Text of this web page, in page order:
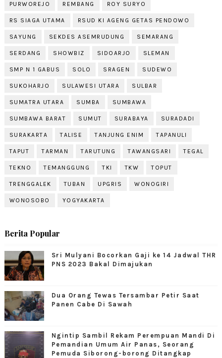
PURWOREJO REMBANG ROY SURYO
RS SIAGA UTAMA RSUD KI AGENG GETAS PENDOWO
SAYUNG SEKDES ASEMRUDUNG SEMARANG
SERDANG SHOWBIZ SIDOARJO SLEMAN
SMP N 1 GABUS SOLO SRAGEN SUDEWO
SUKOHARJO SULAWESI UTARA SULBAR
SUMATRA UTARA SUMBA SUMBAWA
SUMBAWA BARAT SUMUT SURABAYA SURADADI
SURAKARTA TALISE TANJUNG ENIM TAPANULI
TAPUT TARMAN TARUTUNG TAWANGSARI TEGAL
TEKNO TEMANGGUNG TKI TKW TOPUT
TRENGGALEK TUBAN UPGRIS WONOGIRI
WONOSOBO YOGYAKARTA
Berita Popular
Sri Mulyani Bocorkan Gaji ke 14 Jadwal THR
PNS 2023 Bakal Dimajukan
Dua Orang Tewas Tersambar Petir Saat
Panen Cabe Di Sawah
Ngintip Sambil Rekam Perempuan Mandi Di
Pemandian Umum Air Panas, Seorang
Pemuda Siborong-borong Ditangkap